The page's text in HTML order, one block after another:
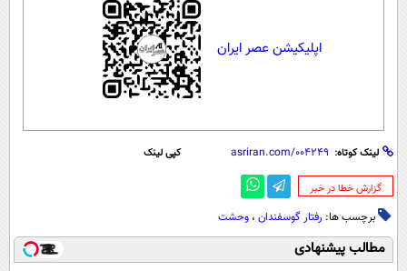
اپلیکیشن عصر ایران
لینک کوتاه: کپی لینک
‌گزارش خطا در خبر
برچسب ها: رفتار گوسفندان ، وحشت
مطالب پیشنهادی